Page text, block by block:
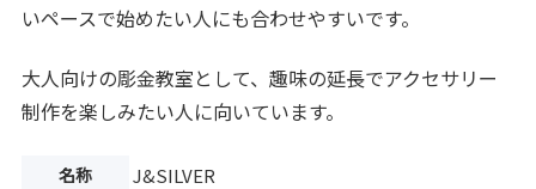
いペースで始めたい人にも合わせやすいです。
大人向けの彫金教室として、趣味の延長でアクセサリー
制作を楽しみたい人に向いています。
名称 J&SILVER